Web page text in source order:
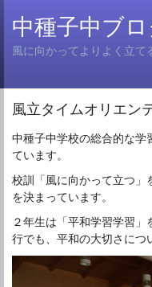
中種子中ブ
風に向かってよりよく立て
風立タイムオリエン
中種子中学校の総合的な学
ています。
校訓「風に向かって立つ」
を決まっています。
２年生は「平和学習学習
行でも、平和の大切さにつ